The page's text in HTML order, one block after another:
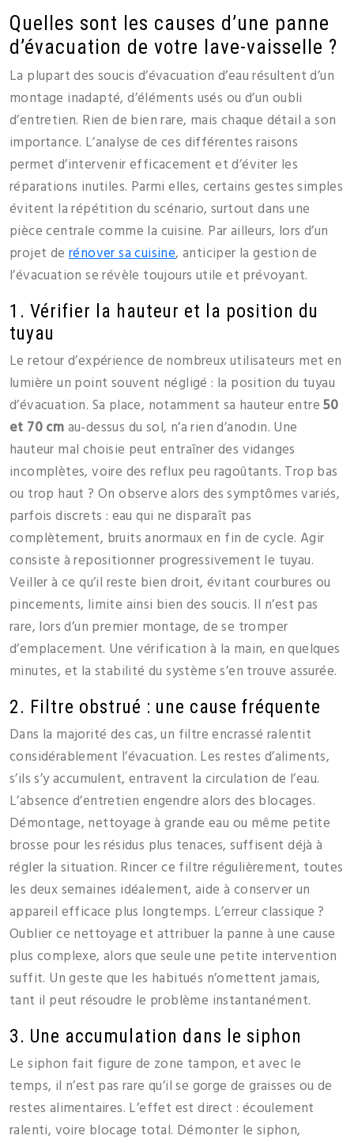
Quelles sont les causes d’une panne
d’évacuation de votre lave-vaisselle ?
La plupart des soucis d’évacuation d’eau résultent d’un
montage inadapté, d’éléments usés ou d’un oubli
d’entretien. Rien de bien rare, mais chaque détail a son
importance. L’analyse de ces différentes raisons
permet d’intervenir efficacement et d’éviter les
réparations inutiles. Parmi elles, certains gestes simples
évitent la répétition du scénario, surtout dans une
pièce centrale comme la cuisine. Par ailleurs, lors d’un
projet derénover sa cuisine, anticiper la gestion de
l’évacuation se révèle toujours utile et prévoyant.
1. Vérifier la hauteur et la position du
tuyau
Le retour d’expérience de nombreux utilisateurs met en
lumière un point souvent négligé : la position du tuyau
d’évacuation. Sa place, notamment sa hauteur entre50
et 70 cmau-dessus du sol, n’a rien d’anodin. Une
hauteur mal choisie peut entraîner des vidanges
incomplètes, voire des reflux peu ragoûtants. Trop bas
ou trop haut ? On observe alors des symptômes variés,
parfois discrets : eau qui ne disparaît pas
complètement, bruits anormaux en fin de cycle. Agir
consiste à repositionner progressivement le tuyau.
Veiller à ce qu’il reste bien droit, évitant courbures ou
pincements, limite ainsi bien des soucis. Il n’est pas
rare, lors d’un premier montage, de se tromper
d’emplacement. Une vérification à la main, en quelques
minutes, et la stabilité du système s’en trouve assurée.
2. Filtre obstrué : une cause fréquente
Dans la majorité des cas, un filtre encrassé ralentit
considérablement l’évacuation. Les restes d’aliments,
s’ils s’y accumulent, entravent la circulation de l’eau.
L’absence d’entretien engendre alors des blocages.
Démontage, nettoyage à grande eau ou même petite
brosse pour les résidus plus tenaces, suffisent déjà à
régler la situation. Rincer ce filtre régulièrement, toutes
les deux semaines idéalement, aide à conserver un
appareil efficace plus longtemps. L’erreur classique ?
Oublier ce nettoyage et attribuer la panne à une cause
plus complexe, alors que seule une petite intervention
suffit. Un geste que les habitués n’omettent jamais,
tant il peut résoudre le problème instantanément.
3. Une accumulation dans le siphon
Le siphon fait figure de zone tampon, et avec le
temps, il n’est pas rare qu’il se gorge de graisses ou de
restes alimentaires. L’effet est direct : écoulement
ralenti, voire blocage total. Démonter le siphon,